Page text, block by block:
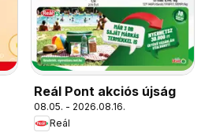
Reál Pont akciós újság
08.05. - 2026.08.16.
Reál